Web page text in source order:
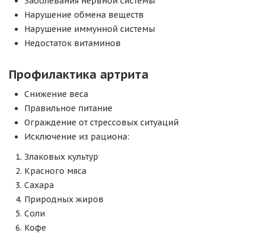
Нарушение обмена веществ
Нарушение иммунной системы
Недостаток витаминов
Профилактика артрита
Снижение веса
Правильное питание
Ограждение от стрессовых ситуаций
Исключение из рациона:
Злаковых культур
Красного мяса
Сахара
Природных жиров
Соли
Кофе